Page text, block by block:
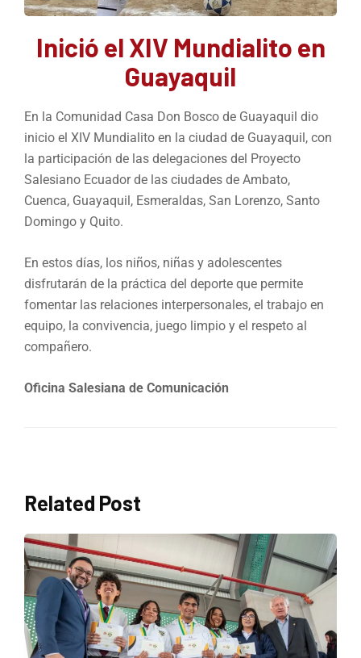
Inició el XIV Mundialito en
Guayaquil
En la Comunidad Casa Don Bosco de Guayaquil dio
inicio el XIV Mundialito en la ciudad de Guayaquil, con
la participación de las delegaciones del Proyecto
Salesiano Ecuador de las ciudades de Ambato,
Cuenca, Guayaquil, Esmeraldas, San Lorenzo, Santo
Domingo y Quito.
En estos días, los niños, niñas y adolescentes
disfrutarán de la práctica del deporte que permite
fomentar las relaciones interpersonales, el trabajo en
equipo, la convivencia, juego limpio y el respeto al
compañero.
Oficina Salesiana de Comunicación
Related Post